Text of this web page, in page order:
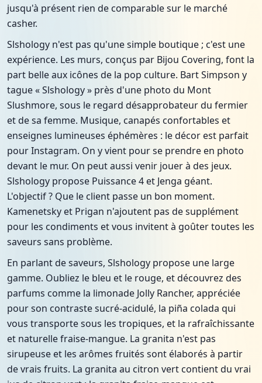
jusqu'à présent rien de comparable sur le marché
casher.
Slshology n'est pas qu'une simple boutique ; c'est une
expérience. Les murs, conçus par Bijou Covering, font la
part belle aux icônes de la pop culture. Bart Simpson y
tague « Slshology » près d'une photo du Mont
Slushmore, sous le regard désapprobateur du fermier
et de sa femme. Musique, canapés confortables et
enseignes lumineuses éphémères : le décor est parfait
pour Instagram. On y vient pour se prendre en photo
devant le mur. On peut aussi venir jouer à des jeux.
Slshology propose Puissance 4 et Jenga géant.
L'objectif ? Que le client passe un bon moment.
Kamenetsky et Prigan n'ajoutent pas de supplément
pour les condiments et vous invitent à goûter toutes les
saveurs sans problème.
En parlant de saveurs, Slshology propose une large
gamme. Oubliez le bleu et le rouge, et découvrez des
parfums comme la limonade Jolly Rancher, appréciée
pour son contraste sucré-acidulé, la piña colada qui
vous transporte sous les tropiques, et la rafraîchissante
et naturelle fraise-mangue. La granita n'est pas
sirupeuse et les arômes fruités sont élaborés à partir
de vrais fruits. La granita au citron vert contient du vrai